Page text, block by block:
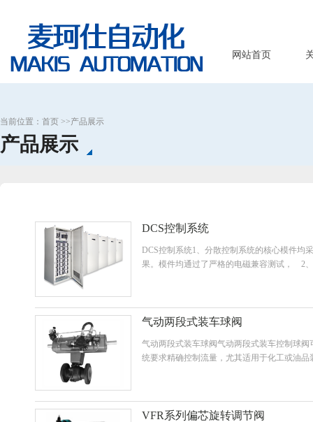
网站首页
当前位置： 首页 >>产品展示
产品展示
DCS控制系统
DCS控制系统1、分散控制系统的核心模件均
果。模件均通过了严格的电磁兼容测试， 2
气动两段式装车球阀
气动两段式装车球阀气动两段式装车控制球
统要求精确控制流量，尤其适用于化工或油
VFR系列偏芯旋转调节阀